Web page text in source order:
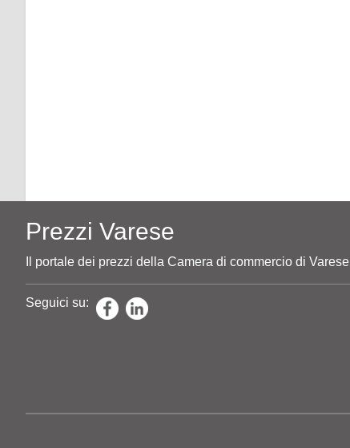
Prezzi Varese
Il portale dei prezzi della Camera di commercio di Varese
Seguici su: